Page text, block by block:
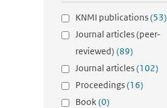
KNMI publications(53)
Journal articles (peer-
reviewed) (89)
Journal articles(102)
Proceedings(16)
Book(0)